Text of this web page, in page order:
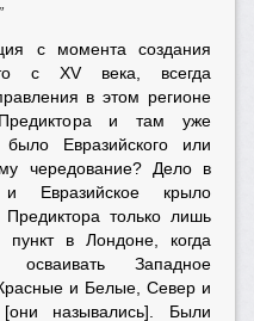
с момента создания
с XV века, всегда
в этом регионе
и там уже
Евразийского или
чередование? Дело в
Евразийское крыло
Предиктора только лишь
в Лондоне, когда
осваивать Западное
и Белые, Север и
назывались]. Были